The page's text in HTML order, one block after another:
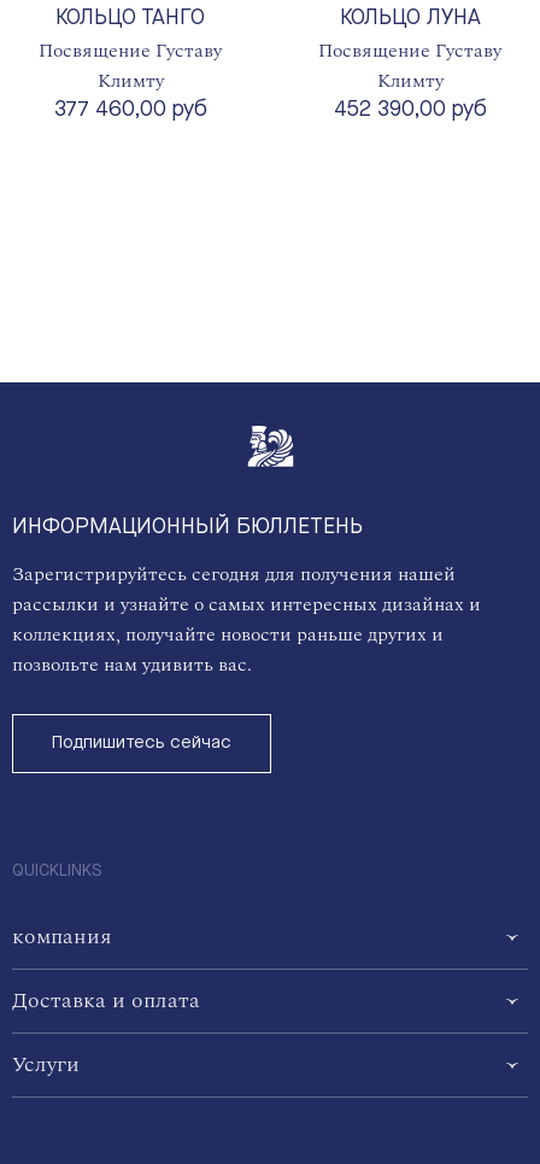
КОЛЬЦО ТАНГО
Посвящение Густаву
Климту
377 460,00 руб
КОЛЬЦО ЛУНА
Посвящение Густаву
Климту
452 390,00 руб
ИНФОРМАЦИОННЫЙ БЮЛЛЕТЕНЬ
Зарегистрируйтесь сегодня для получения нашей
рассылки и узнайте о самых интересных дизайнах и
коллекциях, получайте новости раньше других и
позвольте нам удивить вас.
Подпишитесь сейчас
QUICKLINKS
компания
Доставка и оплата
Услуги